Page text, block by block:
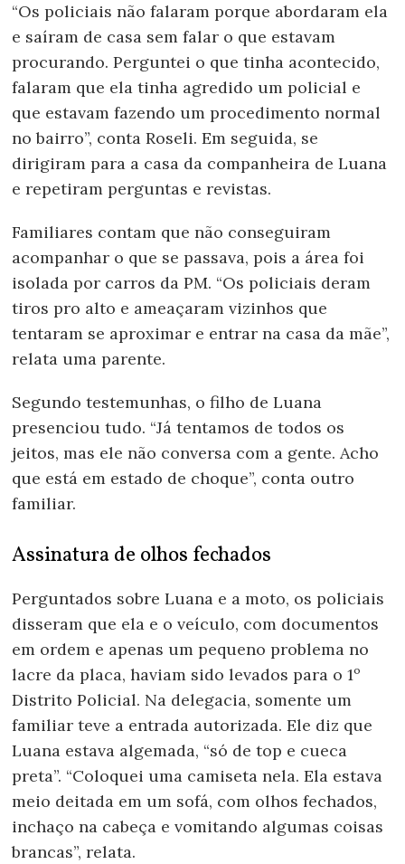
“Os policiais não falaram porque abordaram ela
e saíram de casa sem falar o que estavam
procurando. Perguntei o que tinha acontecido,
falaram que ela tinha agredido um policial e
que estavam fazendo um procedimento normal
no bairro”, conta Roseli. Em seguida, se
dirigiram para a casa da companheira de Luana
e repetiram perguntas e revistas.
Familiares contam que não conseguiram
acompanhar o que se passava, pois a área foi
isolada por carros da PM. “Os policiais deram
tiros pro alto e ameaçaram vizinhos que
tentaram se aproximar e entrar na casa da mãe”,
relata uma parente.
Segundo testemunhas, o filho de Luana
presenciou tudo. “Já tentamos de todos os
jeitos, mas ele não conversa com a gente. Acho
que está em estado de choque”, conta outro
familiar.
Assinatura de olhos fechados
Perguntados sobre Luana e a moto, os policiais
disseram que ela e o veículo, com documentos
em ordem e apenas um pequeno problema no
lacre da placa, haviam sido levados para o 1º
Distrito Policial. Na delegacia, somente um
familiar teve a entrada autorizada. Ele diz que
Luana estava algemada, “só de top e cueca
preta”. “Coloquei uma camiseta nela. Ela estava
meio deitada em um sofá, com olhos fechados,
inchaço na cabeça e vomitando algumas coisas
brancas”, relata.